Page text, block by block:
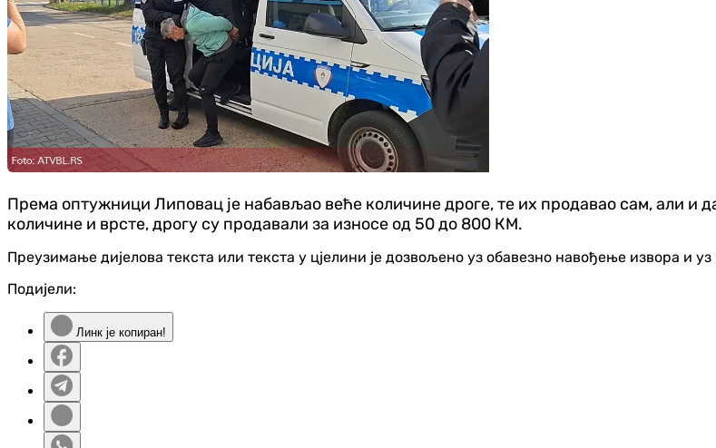
Према оптужници Липовац је набављао веће количине дроге, те их продавао сам, али и
количине и врсте, дрогу су продавали за износе од 50 до 800 КМ.
Преузимање дијелова текста или текста у цјелини је дозвољено уз обавезно навођење извора и
Подијели:
Линк је копиран!